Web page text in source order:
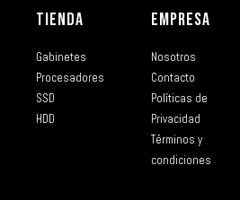
TIENDA
Gabinetes
Procesadores
SSD
HDD
EMPRESA
Nosotros
Contacto
Políticas de
Privacidad
Términos y
condiciones